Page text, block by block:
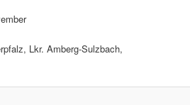
Lkr. Amberg-Sulzbach,